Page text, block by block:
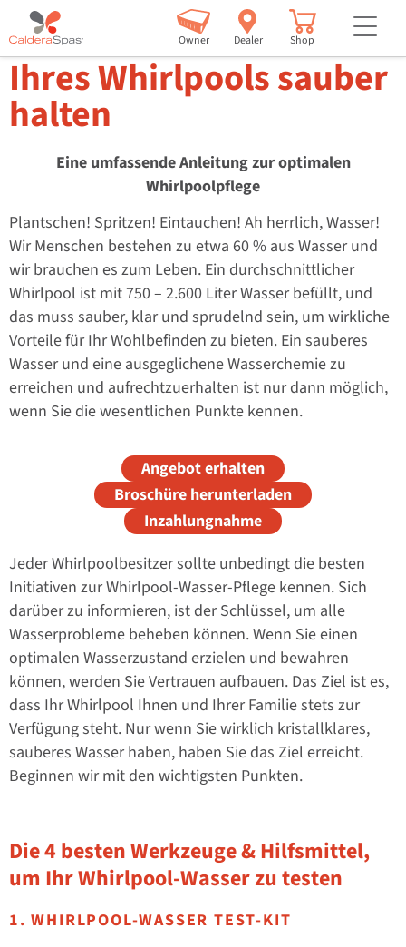
Owner Dealer Shop
Wie Sie das Wasser
Ihres Whirlpools sauber
halten
Eine umfassende Anleitung zur optimalen
Whirlpoolpflege
Plantschen! Spritzen! Eintauchen! Ah herrlich, Wasser!
Wir Menschen bestehen zu etwa 60 % aus Wasser und
wir brauchen es zum Leben. Ein durchschnittlicher
Whirlpool ist mit 750 – 2.600 Liter Wasser befüllt, und
das muss sauber, klar und sprudelnd sein, um wirkliche
Vorteile für Ihr Wohlbefinden zu bieten. Ein sauberes
Wasser und eine ausgeglichene Wasserchemie zu
erreichen und aufrechtzuerhalten ist nur dann möglich,
wenn Sie die wesentlichen Punkte kennen.
Angebot erhalten
Broschüre herunterladen
Inzahlungnahme
Jeder Whirlpoolbesitzer sollte unbedingt die besten
Initiativen zur Whirlpool-Wasser-Pflege kennen. Sich
darüber zu informieren, ist der Schlüssel, um alle
Wasserprobleme beheben können. Wenn Sie einen
optimalen Wasserzustand erzielen und bewahren
können, werden Sie Vertrauen aufbauen. Das Ziel ist es,
dass Ihr Whirlpool Ihnen und Ihrer Familie stets zur
Verfügung steht. Nur wenn Sie wirklich kristallklares,
sauberes Wasser haben, haben Sie das Ziel erreicht.
Beginnen wir mit den wichtigsten Punkten.
Die 4 besten Werkzeuge & Hilfsmittel,
um Ihr Whirlpool-Wasser zu testen
1. WHIRLPOOL-WASSER TEST-KIT